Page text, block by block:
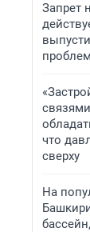
Запрет
что
сверху
На